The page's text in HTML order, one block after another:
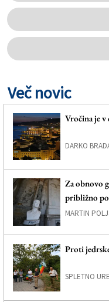
Več novic
Vročina je
DARKO
Za obnovo
približno
MARTIN
Proti
SPLETNO